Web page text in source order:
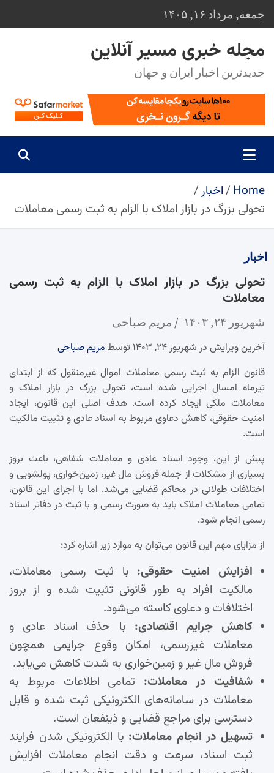
to
content
جمعه, مرداد ۱۶, ۱۴۰۵
مجله خبری مسیر آنلاین
جدیدترین اخبار ایران و جهان
Home
اخبار
تحولی بزرگ در بازار املاک با الزام به ثبت رسمی معاملات
اخبار
تحولی بزرگ در بازار املاک با الزام به ثبت رسمی
معاملات
شهریور ۲۴, ۱۴۰۳ مریم صباحی
آخرین ویرایش در شهریور ۲۴, ۱۴۰۳ توسط
مریم صباحی
قانون الزام به ثبت رسمی معاملات اموال غیرمنقول که از ابتدای
تیرماه امسال اجرایی شده است، تحولی بزرگ در بازار املاک و
معاملات ملکی ایجاد کرده است. هدف اصلی این قانون، ایجاد
امنیت حقوقی، کاهش دعاوی مربوط به اسناد عادی و تثبیت مالکیت
است.
پیش از این، وجود اسناد عادی و معاملات شفاهی، باعث بروز
بسیاری از مشکلات از جمله فروش مال غیر، زمین‌خواری، پولشویی و
اختلافات طولانی در محاکم قضایی می‌شد. اما با اجرای این قانون،
تمامی معاملات املاک باید به صورت رسمی و با ثبت در دفاتر اسناد
رسمی انجام شود.
از مزایای مهم این قانون می‌توان به موارد زیر اشاره کرد:
افزایش امنیت حقوقی: با ثبت رسمی معاملات،
مالکیت افراد به طور قانونی تثبیت شده و از بروز
اختلافات و دعاوی کاسته می‌شود.
کاهش جرایم اقتصادی: با حذف اسناد عادی و
معاملات غیررسمی، امکان وقوع جرایمی همچون
فروش مال غیر و زمین‌خواری به شدت کاهش می‌یابد.
شفافیت در معاملات: تمامی اطلاعات مربوط به
معاملات در سامانه‌های الکترونیکی ثبت شده و قابل
دسترسی برای مراجع قضایی و ذینفعان است.
تسهیل در انجام معاملات: با الکترونیکی شدن فرایند
ثبت اسناد، سرعت و دقت انجام معاملات افزایش